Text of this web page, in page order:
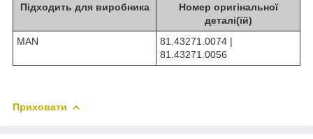
Підходить для виробника
Номер оригінальної
деталі(їй)
MAN
81.43271.0074 |
81.43271.0056
Приховати